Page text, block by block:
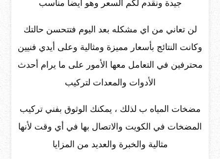
جيدة ونقدم لكم السعر وهو ايضا مناسب
لن تعاني من اي مشكله بعد اليوم فتتحسن حالتك
وكانت النتائج بأسعار مميزة ومثالية وعلى أيدي فنيين
محترفين في التعامل معها الأمور على ما يرام أحدث
الأدوات والمعدات لتركيب
مضخات المياه ب لذلك ، يمكنك الوثوق بفني تركيب
المضخات في الكويت والاتصال بها في أي وقت لأنها
مثالية والخبرة والعديد من المزايا